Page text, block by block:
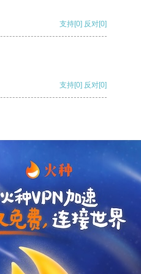
支持[0] 反对[0]
支持[0] 反对[0]
支持 [0] 反对 [0]
支持